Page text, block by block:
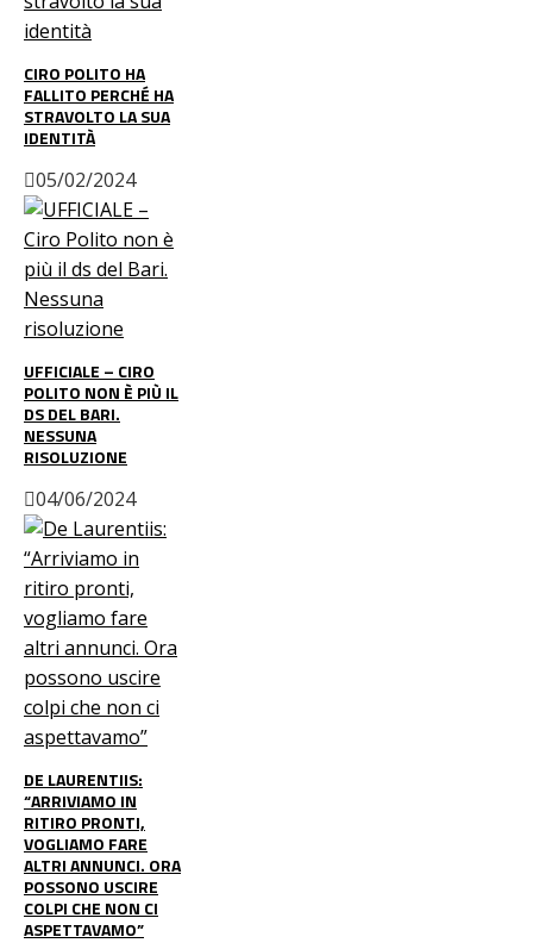
CIRO POLITO HA
FALLITO PERCHÉ HA
STRAVOLTO LA SUA
IDENTITÀ
05/02/2024
UFFICIALE – CIRO
POLITO NON È PIÙ IL
DS DEL BARI.
NESSUNA
RISOLUZIONE
04/06/2024
DE LAURENTIIS:
“ARRIVIAMO IN
RITIRO PRONTI,
VOGLIAMO FARE
ALTRI ANNUNCI. ORA
POSSONO USCIRE
COLPI CHE NON CI
ASPETTAVAMO”